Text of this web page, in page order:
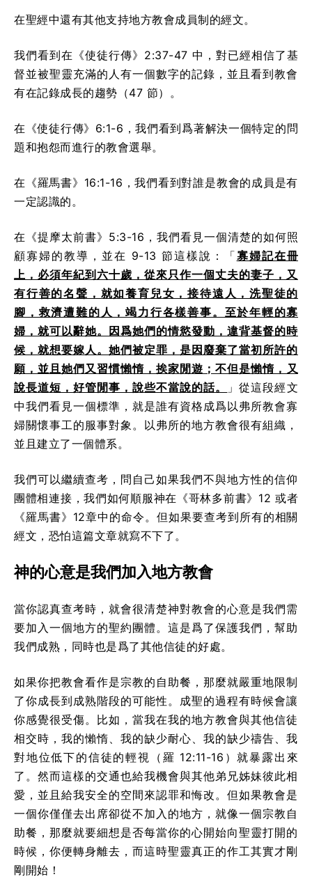
在聖經中還有其他支持地方教會成員制的經文。
我們看到在《使徒行傳》2:37-47 中，對已經相信了基
督並被聖靈充滿的人有一個數字的記錄，並且看到教會
有在記錄成長的趨勢（47 節）。
在《使徒行傳》6:1-6，我們看到爲著解決一個特定的問
題和抱怨而進行的教會選舉。
在《羅馬書》16:1-16，我們看到對誰是教會的成員是有
一定認識的。
在《提摩太前書》5:3-16，我們看見一個清楚的如何照
顧寡婦的教導，並在 9-13 節這樣說：「寡婦記在冊
上，必須年紀到六十歲，從來只作一個丈夫的妻子，又
有行善的名聲，就如養育兒女，接待遠人，洗聖徒的
腳，救濟遭難的人，竭力行各樣善事。至於年輕的寡
婦，就可以辭她。因爲她們的情慾發動，違背基督的時
候，就想要嫁人。她們被定罪，是因廢棄了當初所許的
願，並且她們又習慣懶惰，挨家閒遊；不但是懶惰，又
說長道短，好管閒事，說些不當說的話。
」從這段經文
中我們看見一個標準，就是誰有資格成爲以弗所教會寡
婦關懷事工的服事對象。以弗所的地方教會很有組織，
並且建立了一個體系。
我們可以繼續查考，問自己如果我們不與地方性的信仰
團體相連接，我們如何順服神在《哥林多前書》12 或者
《羅馬書》12章中的命令。但如果要查考到所有的相關
經文，恐怕這篇文章就寫不下了。
神的心意是我們加入地方教會
當你認真查考時，就會很清楚神對教會的心意是我們需
要加入一個地方的聖約團體。這是爲了保護我們，幫助
我們成熟，同時也是爲了其他信徒的好處。
如果你把教會看作是宗教的自助餐，那麼就嚴重地限制
了你成長到成熟階段的可能性。成聖的過程有時候會讓
你感覺很受傷。比如，當我在我的地方教會與其他信徒
相交時，我的懶惰、我的缺少耐心、我的缺少禱告、我
對地位低下的信徒的輕視（羅 12:11-16）就暴露出來
了。然而這樣的交通也給我機會與其他弟兄姊妹彼此相
愛，並且給我安全的空間來認罪和悔改。但如果教會是
一個你僅僅去出席卻從不加入的地方，就像一個宗教自
助餐，那麼就要細想是否每當你的心開始向聖靈打開的
時候，你便轉身離去，而這時聖靈真正的作工其實才剛
剛開始！